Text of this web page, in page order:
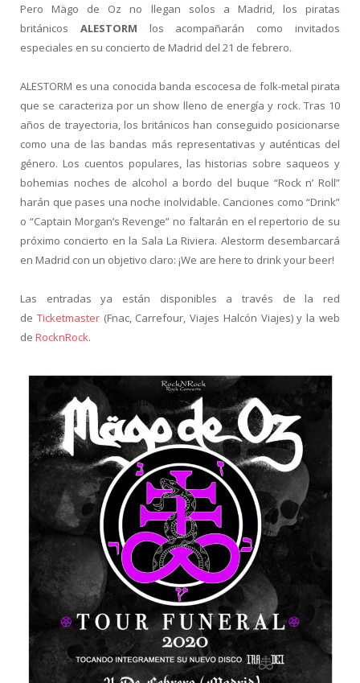
Pero Mägo de Oz no llegan solos a Madrid, los piratas
británicos ALESTORM los acompañarán como invitados
especiales en su concierto de Madrid del 21 de febrero.
ALESTORM es una conocida banda escocesa de folk-metal pirata
que se caracteriza por un show lleno de energía y rock. Tras 10
años de trayectoria, los británicos han conseguido posicionarse
como una de las bandas más representativas y auténticas del
género. Los cuentos populares, las historias sobre saqueos y
bohemias noches de alcohol a bordo del buque “Rock n’ Roll”
harán que pases una noche inolvidable. Canciones como “Drink”
o “Captain Morgan’s Revenge” no faltarán en el repertorio de su
próximo concierto en la Sala La Riviera. Alestorm desembarcará
en Madrid con un objetivo claro: ¡We are here to drink your beer!
Las entradas ya están disponibles a través de la red
de Ticketmaster(Fnac, Carrefour, Viajes Halcón Viajes) y la web
de RocknRock.